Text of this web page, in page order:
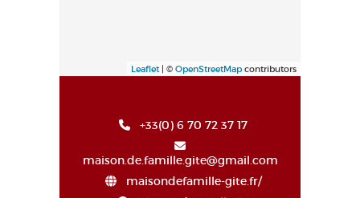
Leaflet| © OpenStreetMap contributors
+33(0) 6 70 72 37 17
maison.de.famille.gite@gmail.com
maisondefamille-gite.fr/